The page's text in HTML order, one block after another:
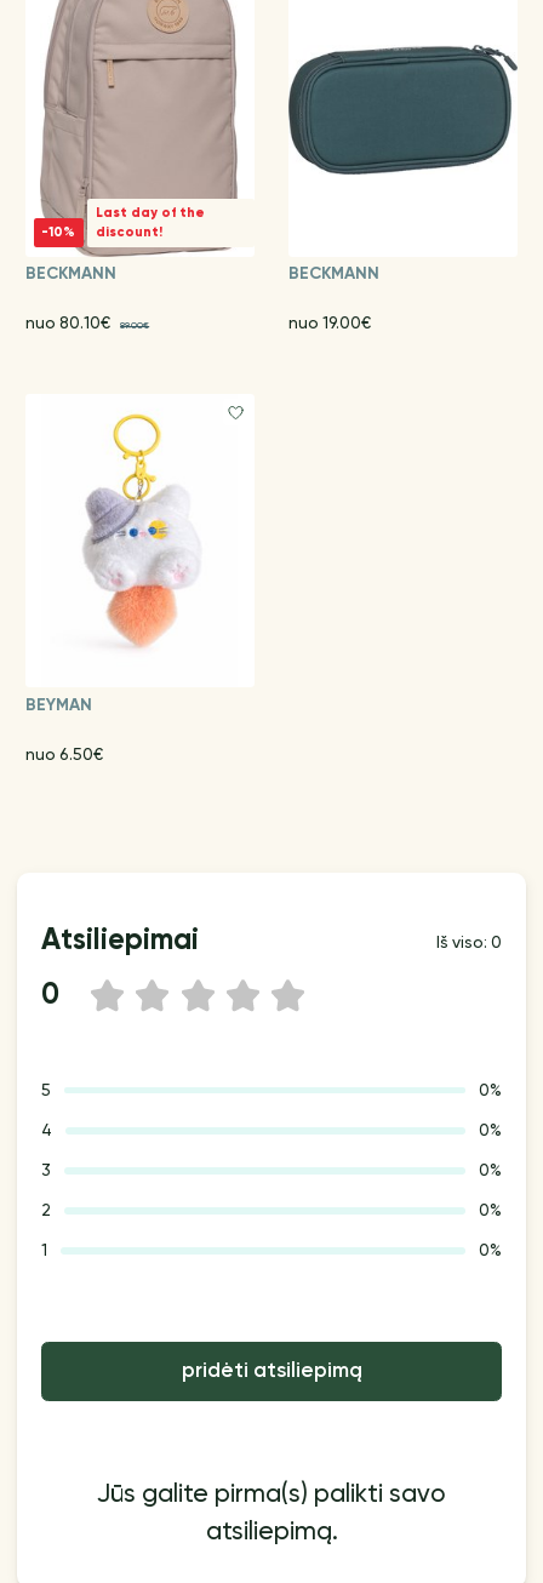
-10%
Last day of the
discount!
BECKMANN
nuo 80.10€ 89.00€
BECKMANN
nuo 19.00€
BEYMAN
nuo 6.50€
Atsiliepimai Iš viso: 0
0 5
4
3
2
1
5 0%
4 0%
3 0%
2 0%
1 0%
pridėti atsiliepimą
Jūs galite pirma(s) palikti savo
atsiliepimą.